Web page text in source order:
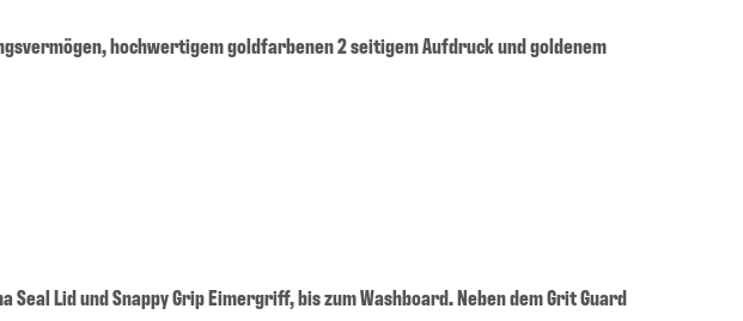
hochwertigem goldfarbenen 2 seitigem Aufdruck und goldenem
Lid und Snappy Grip Eimergriff, bis zum Washboard. Neben dem Grit Guard